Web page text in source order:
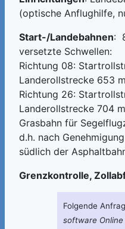
(optische Anflughilfe,
Start-/Landebahnen:
versetzte Schwellen:
Richtung 08:
Landerollstrecke 653 m
Richtung 26:
Landerollstrecke 704 m
Grasbahn für
d.h. nach
südlich der
Grenzkontrolle,
Folgende
software Online